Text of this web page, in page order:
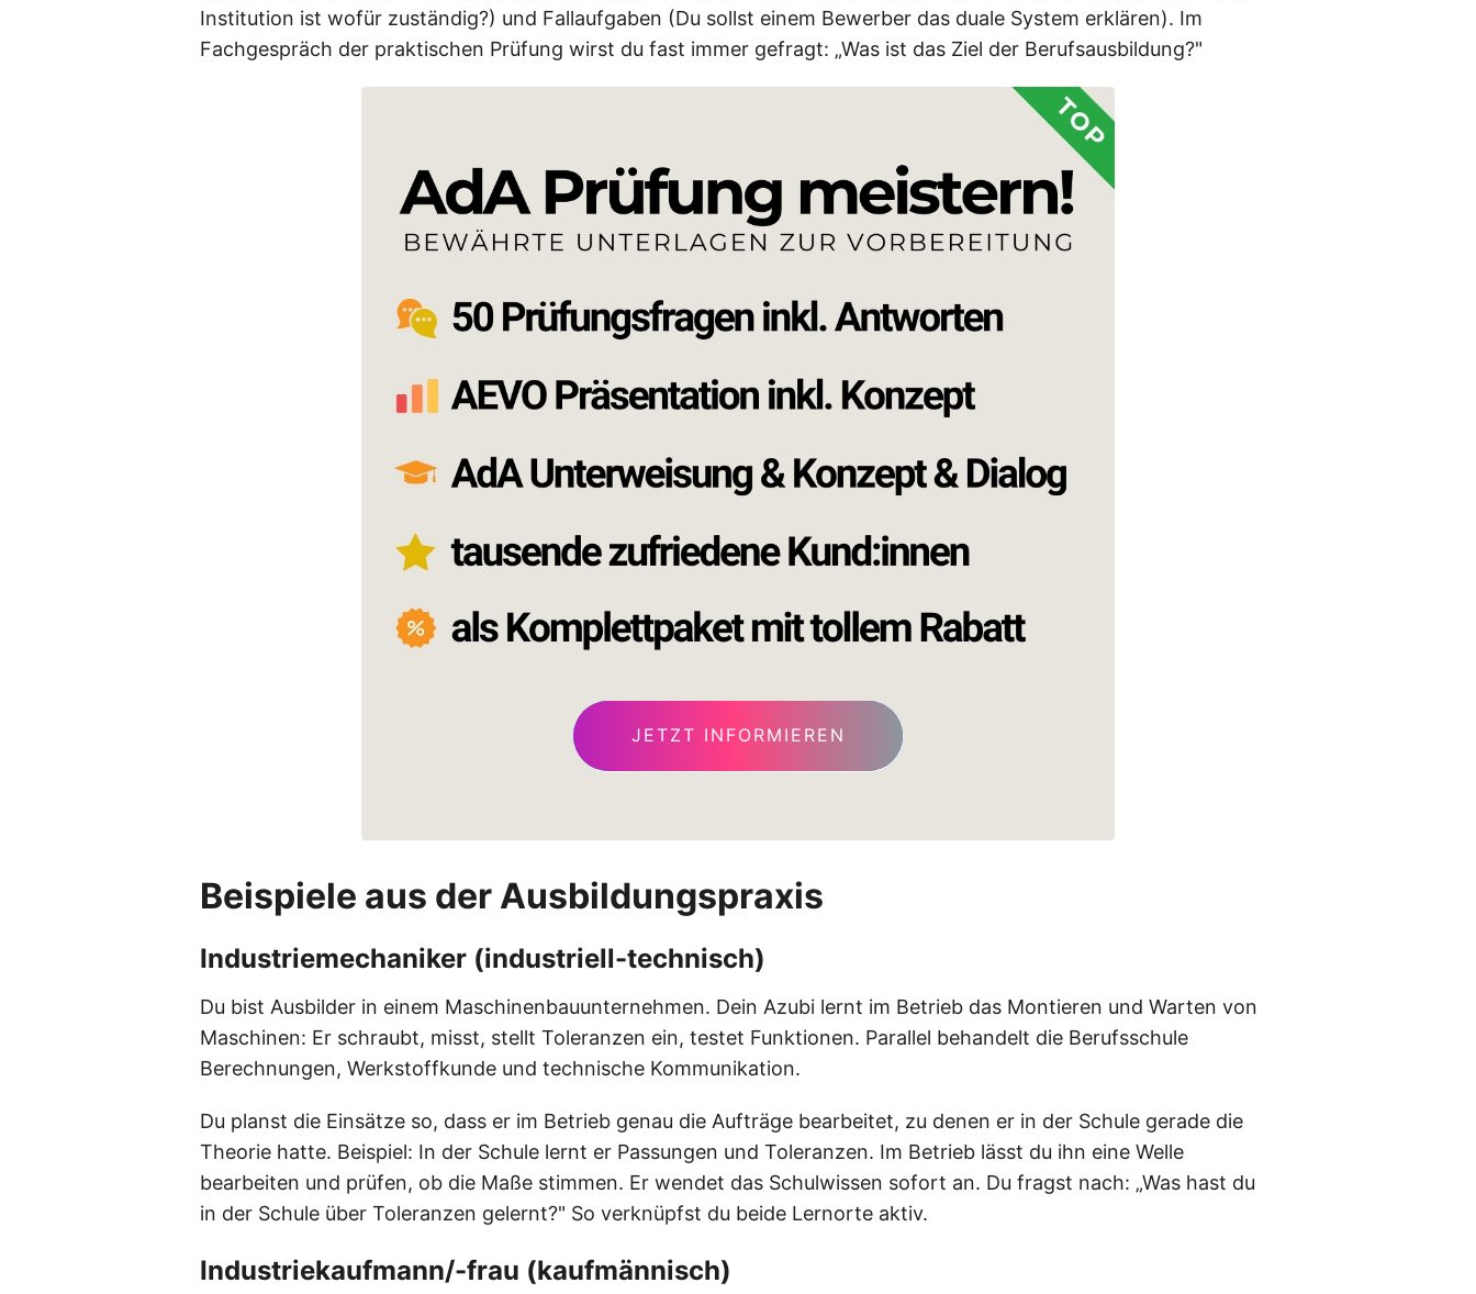
Institution ist wofür zuständig?) und Fallaufgaben (Du sollst einem Bewerber das duale System erklären). Im
Fachgespräch der praktischen Prüfung wirst du fast immer gefragt: „Was ist das Ziel der Berufsausbildung?"
JETZT INFORMIEREN
Beispiele aus der Ausbildungspraxis
Industriemechaniker (industriell-technisch)
Du bist Ausbilder in einem Maschinenbauunternehmen. Dein Azubi lernt im Betrieb das Montieren und Warten von
Maschinen: Er schraubt, misst, stellt Toleranzen ein, testet Funktionen. Parallel behandelt die Berufsschule
Berechnungen, Werkstoffkunde und technische Kommunikation.
Du planst die Einsätze so, dass er im Betrieb genau die Aufträge bearbeitet, zu denen er in der Schule gerade die
Theorie hatte. Beispiel: In der Schule lernt er Passungen und Toleranzen. Im Betrieb lässt du ihn eine Welle
bearbeiten und prüfen, ob die Maße stimmen. Er wendet das Schulwissen sofort an. Du fragst nach: „Was hast du
in der Schule über Toleranzen gelernt?" So verknüpfst du beide Lernorte aktiv.
Industriekaufmann/-frau (kaufmännisch)